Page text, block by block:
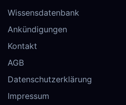
Wissensdatenbank
Ankündigungen
Kontakt
AGB
Datenschutzerklärung
Impressum